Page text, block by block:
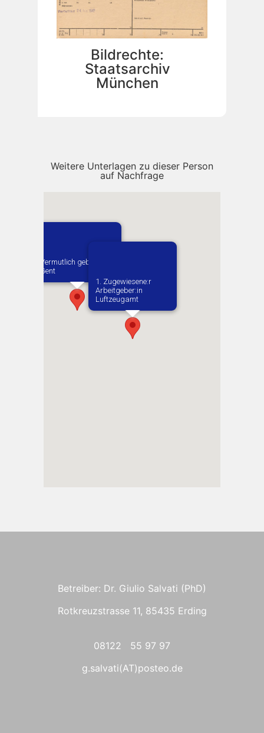
Bildrechte:
Staatsarchiv
München
Weitere Unterlagen zu dieser Person
auf Nachfrage
Vermutlich geboren in
Gent
1. Zugewiesene:r
Arbeitgeber:in​
Luftzeugamt
Betreiber: Dr. Giulio Salvati (PhD)
Rotkreuzstrasse 11, 85435 Erding
08122 55 97 97
g.salvati(AT)posteo.de